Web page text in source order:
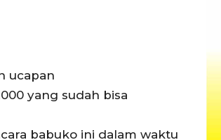
ucapan
yang sudah bisa
babuko ini dalam waktu